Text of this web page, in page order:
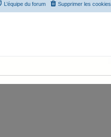
Supprimer les cookies
L’équipe du forum